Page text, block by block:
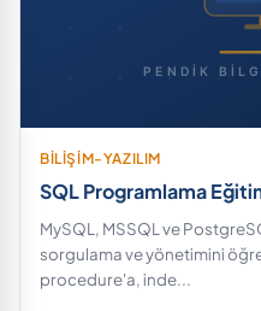
BİLİŞİM-YAZILIM
SQL Programlama
MySQL, MSSQL ve
sorgulama ve yönetimini
procedure'a, inde...